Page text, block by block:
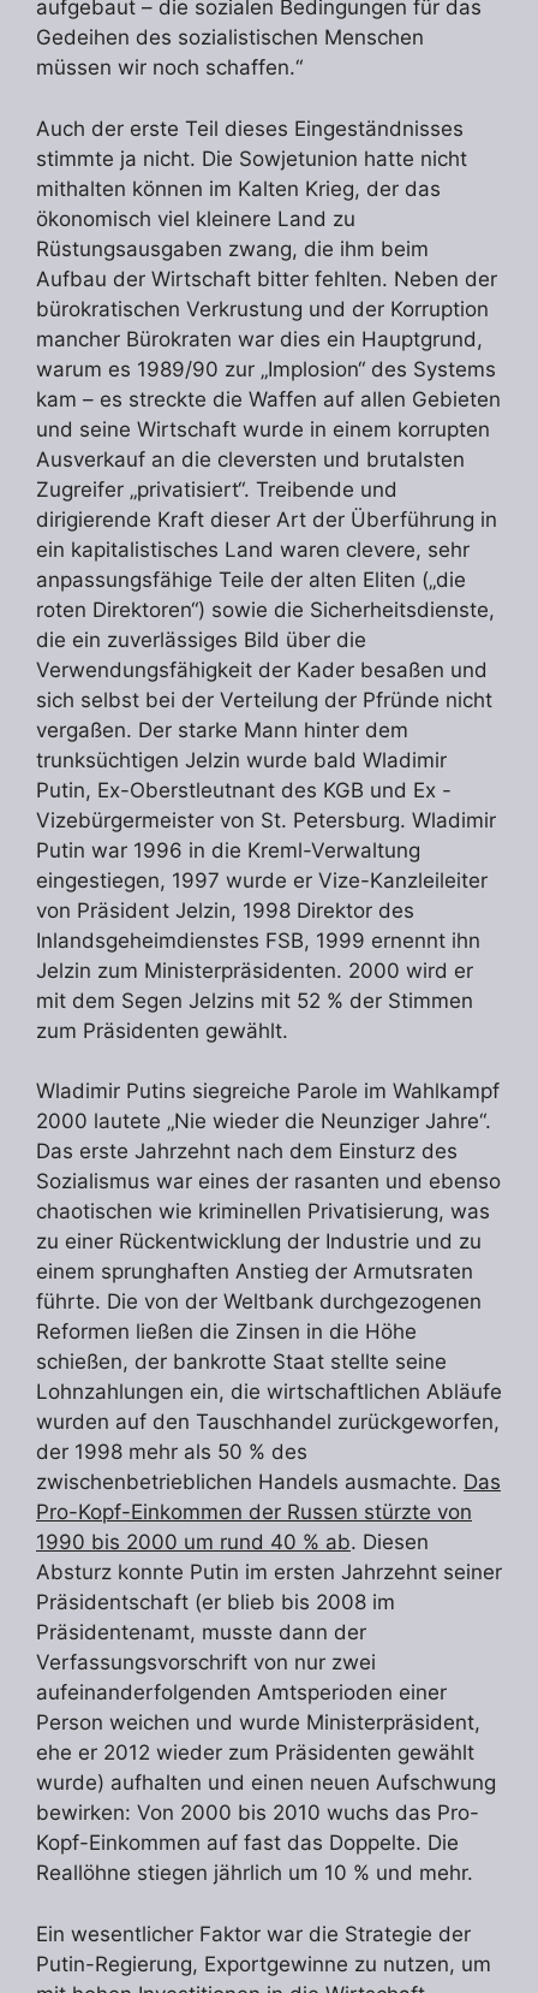
aufgebaut – die sozialen Bedingungen für das
Gedeihen des sozialistischen Menschen
müssen wir noch schaffen.“
Auch der erste Teil dieses Eingeständnisses
stimmte ja nicht. Die Sowjetunion hatte nicht
mithalten können im Kalten Krieg, der das
ökonomisch viel kleinere Land zu
Rüstungsausgaben zwang, die ihm beim
Aufbau der Wirtschaft bitter fehlten. Neben der
bürokratischen Verkrustung und der Korruption
mancher Bürokraten war dies ein Hauptgrund,
warum es 1989/90 zur „Implosion“ des Systems
kam – es streckte die Waffen auf allen Gebieten
und seine Wirtschaft wurde in einem korrupten
Ausverkauf an die cleversten und brutalsten
Zugreifer „privatisiert“. Treibende und
dirigierende Kraft dieser Art der Überführung in
ein kapitalistisches Land waren clevere, sehr
anpassungsfähige Teile der alten Eliten („die
roten Direktoren“) sowie die Sicherheitsdienste,
die ein zuverlässiges Bild über die
Verwendungsfähigkeit der Kader besaßen und
sich selbst bei der Verteilung der Pfründe nicht
vergaßen. Der starke Mann hinter dem
trunksüchtigen Jelzin wurde bald Wladimir
Putin, Ex-Oberstleutnant des KGB und Ex -
Vizebürgermeister von St. Petersburg. Wladimir
Putin war 1996 in die Kreml-Verwaltung
eingestiegen, 1997 wurde er Vize-Kanzleileiter
von Präsident Jelzin, 1998 Direktor des
Inlandsgeheimdienstes FSB, 1999 ernennt ihn
Jelzin zum Ministerpräsidenten. 2000 wird er
mit dem Segen Jelzins mit 52 % der Stimmen
zum Präsidenten gewählt.
Wladimir Putins siegreiche Parole im Wahlkampf
2000 lautete „Nie wieder die Neunziger Jahre“.
Das erste Jahrzehnt nach dem Einsturz des
Sozialismus war eines der rasanten und ebenso
chaotischen wie kriminellen Privatisierung, was
zu einer Rückentwicklung der Industrie und zu
einem sprunghaften Anstieg der Armutsraten
führte. Die von der Weltbank durchgezogenen
Reformen ließen die Zinsen in die Höhe
schießen, der bankrotte Staat stellte seine
Lohnzahlungen ein, die wirtschaftlichen Abläufe
wurden auf den Tauschhandel zurückgeworfen,
der 1998 mehr als 50 % des
zwischenbetrieblichen Handels ausmachte. Das
Pro-Kopf-Einkommen der Russen stürzte von
1990 bis 2000 um rund 40 % ab. Diesen
Absturz konnte Putin im ersten Jahrzehnt seiner
Präsidentschaft (er blieb bis 2008 im
Präsidentenamt, musste dann der
Verfassungsvorschrift von nur zwei
aufeinanderfolgenden Amtsperioden einer
Person weichen und wurde Ministerpräsident,
ehe er 2012 wieder zum Präsidenten gewählt
wurde) aufhalten und einen neuen Aufschwung
bewirken: Von 2000 bis 2010 wuchs das Pro-
Kopf-Einkommen auf fast das Doppelte. Die
Reallöhne stiegen jährlich um 10 % und mehr.
Ein wesentlicher Faktor war die Strategie der
Putin-Regierung, Exportgewinne zu nutzen, um